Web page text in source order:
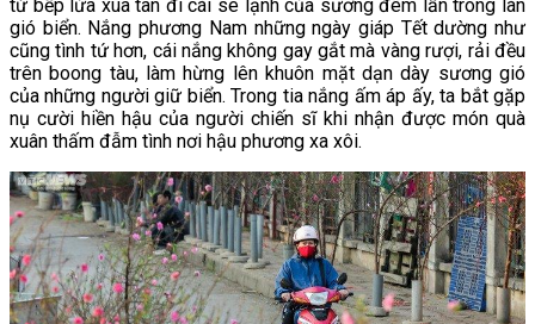
từ bếp lửa xua tan đi cái se lạnh của sương đêm lẫn trong làn
gió biển. Nắng phương Nam những ngày giáp Tết dường như
cũng tình tứ hơn, cái nắng không gay gắt mà vàng rượi, rải đều
trên boong tàu, làm hừng lên khuôn mặt dạn dày sương gió
của những người giữ biển. Trong tia nắng ấm áp ấy, ta bắt gặp
nụ cười hiền hậu của người chiến sĩ khi nhận được món quà
xuân thấm đẫm tình nơi hậu phương xa xôi.